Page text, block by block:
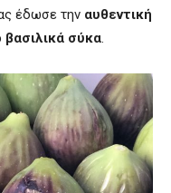
έδωσε την αυθεντική
σύκα.